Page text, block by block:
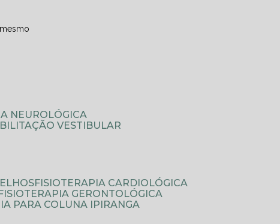
NEUROLÓGICA
VESTIBULAR
FISIOTERAPIA CARDIOLÓGICA
FISIOTERAPIA GERONTOLÓGICA
PARA COLUNA IPIRANGA